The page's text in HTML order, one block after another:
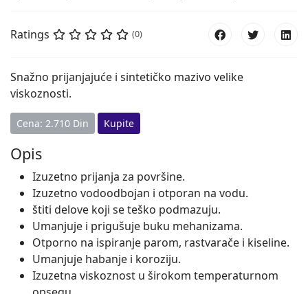
Ratings (0)
Snažno prijanjajuće i sintetičko mazivo velike
viskoznosti.
Cena: 2.710 Din Kupite
Opis
Izuzetno prijanja za površine.
Izuzetno vodoodbojan i otporan na vodu.
štiti delove koji se teško podmazuju.
Umanjuje i prigušuje buku mehanizama.
Otporno na ispiranje parom, rastvarače i kiseline.
Umanjuje habanje i koroziju.
Izuzetna viskoznost u širokom temperaturnom